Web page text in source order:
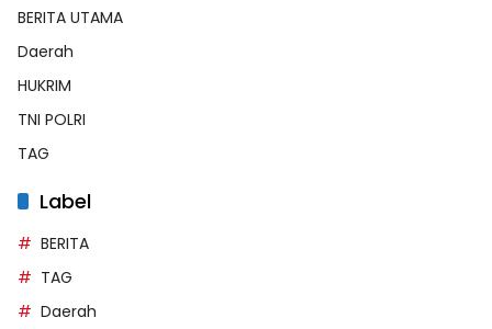
BERITA UTAMA
Daerah
HUKRIM
TNI POLRI
TAG
Label
BERITA
TAG
Daerah